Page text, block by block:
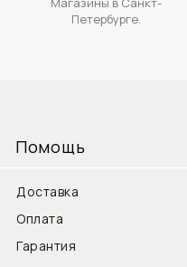
Петербурге.
Помощь
Доставка
Оплата
Гарантия